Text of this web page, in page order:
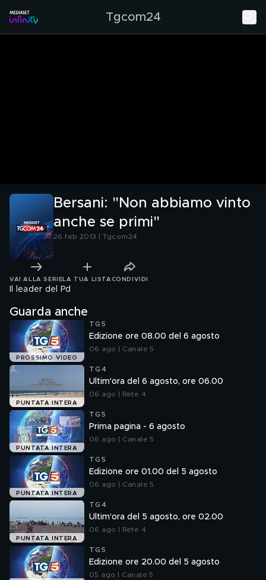
Tgcom24
Bersani: "Non abbiamo vinto
anche se primi"
26 feb 2013 | Tgcom24
VAI ALLA SERIE LA TUA LISTA CONDIVIDI
Il leader del Pd
Guarda anche
PROSSIMO VIDEO
TG5
Edizione ore 08.00 del 6 agosto
06 ago | Canale 5
PUNTATA INTERA
TG4
Ultim'ora del 6 agosto, ore 06.00
06 ago | Rete 4
PUNTATA INTERA
TG5
Prima pagina - 6 agosto
06 ago | Canale 5
PUNTATA INTERA
TG5
Edizione ore 01.00 del 5 agosto
06 ago | Canale 5
PUNTATA INTERA
TG4
Ultim'ora del 5 agosto, ore 02.00
06 ago | Rete 4
TG5
Edizione ore 20.00 del 5 agosto
05 ago | Canale 5